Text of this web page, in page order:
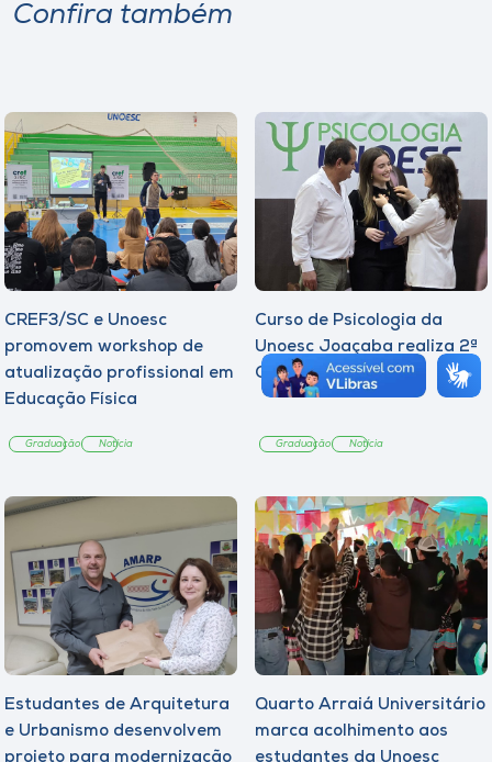
Confira também
CREF3/SC e Unoesc
promovem workshop de
atualização profissional em
Educação Física
Graduação Notícia
Curso de Psicologia da
Unoesc Joaçaba realiza 2ª
Cerimônia do Botton
Graduação Notícia
Estudantes de Arquitetura
e Urbanismo desenvolvem
projeto para modernização
Quarto Arraiá Universitário
marca acolhimento aos
estudantes da Unoesc